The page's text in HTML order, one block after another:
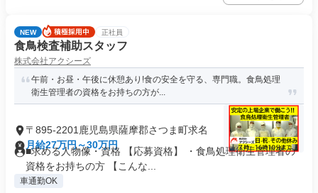
NEW 正社員
食鳥検査補助スタッフ
株式会社アクシーズ
午前・お昼・午後に休憩あり!食の安全を守る、専門職。食鳥処理
衛生管理者の資格をお持ちの方が...
〒895-2201鹿児島県薩摩郡さつま町求名
月給27万円～30万円
■求める人物像・資格 【応募資格】 ・食鳥処理衛生管理者の
資格をお持ちの方 【こんな...
車通勤OK